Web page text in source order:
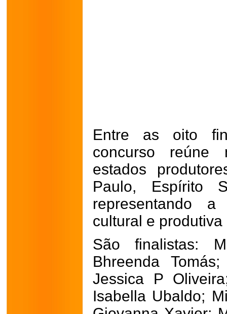
Entre as oito
concurso reúne
estados
Paulo, Espírito
representando a
cultural e
São finalistas:
Bhreenda
Jessica P
Isabella Ubaldo;